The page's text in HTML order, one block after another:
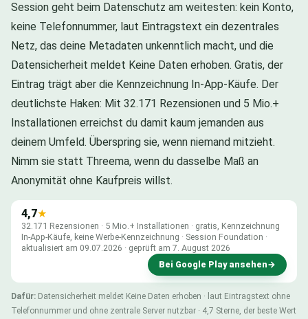
Session geht beim Datenschutz am weitesten: kein Konto,
keine Telefonnummer, laut Eintragstext ein dezentrales
Netz, das deine Metadaten unkenntlich macht, und die
Datensicherheit meldet Keine Daten erhoben. Gratis, der
Eintrag trägt aber die Kennzeichnung In-App-Käufe. Der
deutlichste Haken: Mit 32.171 Rezensionen und 5 Mio.+
Installationen erreichst du damit kaum jemanden aus
deinem Umfeld. Überspring sie, wenn niemand mitzieht.
Nimm sie statt Threema, wenn du dasselbe Maß an
Anonymität ohne Kaufpreis willst.
4,7★
32.171 Rezensionen · 5 Mio.+ Installationen · gratis, Kennzeichnung
In-App-Käufe, keine Werbe-Kennzeichnung · Session Foundation ·
aktualisiert am 09.07.2026 · geprüft am 7. August 2026
Bei Google Play ansehen→
Dafür: Datensicherheit meldet Keine Daten erhoben · laut Eintragstext ohne
Telefonnummer und ohne zentrale Server nutzbar · 4,7 Sterne, der beste Wert